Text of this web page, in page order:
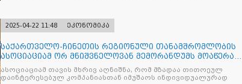
2025-04-22 11:48 ეკონომიკა
საქართველო-ჩინეთის რეგიონული თანამშრომლობის
ასოციაციამ ორ მნიშვნელოვან მემორანდუმს მოაწერა
ხელი
ასოციაციამ თავის მხრივ აღნიშნა, რომ მზადაა თითოეულ
დაინტერესებულ კომპანიასთან იმუშაოს ინდივიდუალურად